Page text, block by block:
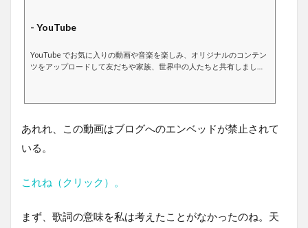
- YouTube
YouTube でお気に入りの動画や音楽を楽しみ、オリジナルのコンテン
ツをアップロードして友だちや家族、世界中の人たちと共有しましょ
あれれ、この動画はブログへのエンベッドが禁止されて
いる。
これね（クリック）。
まず、歌詞の意味を私は考えたことがなかったのね。天